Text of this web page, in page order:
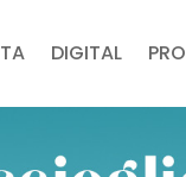
DIGITAL